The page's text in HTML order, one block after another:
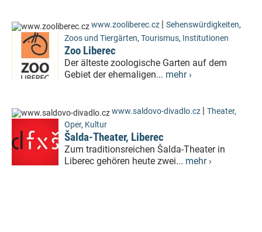
www.zooliberec.cz | Sehenswürdigkeiten,
Zoos und Tiergärten, Tourismus, Institutionen
Zoo Liberec
Der älteste zoologische Garten auf dem
Gebiet der ehemaligen... mehr ›
www.saldovo-divadlo.cz | Theater,
Oper, Kultur
Šalda-Theater, Liberec
Zum traditionsreichen Šalda-Theater in
Liberec gehören heute zwei... mehr ›